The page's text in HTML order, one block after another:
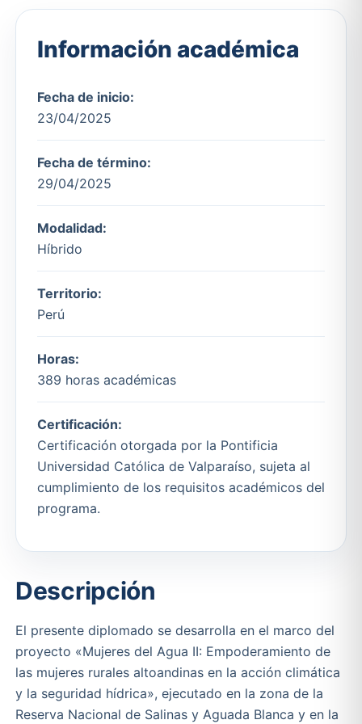
Descripción
El presente diplomado se desarrolla en el marco del
proyecto «Mujeres del Agua II: Empoderamiento de
las mujeres rurales altoandinas en la acción climática
y la seguridad hídrica», ejecutado en la zona de la
Reserva Nacional de Salinas y Aguada Blanca y en la
Información académica
Fecha de inicio:
23/04/2025
Fecha de término:
29/04/2025
Modalidad:
Híbrido
Territorio:
Perú
Horas:
389 horas académicas
Certificación:
Certificación otorgada por la Pontificia
Universidad Católica de Valparaíso, sujeta al
cumplimiento de los requisitos académicos del
programa.